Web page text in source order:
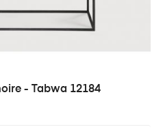
- Tabwa 12184